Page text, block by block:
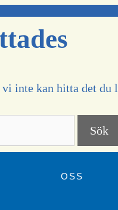
inte kan hitta det du
OSS